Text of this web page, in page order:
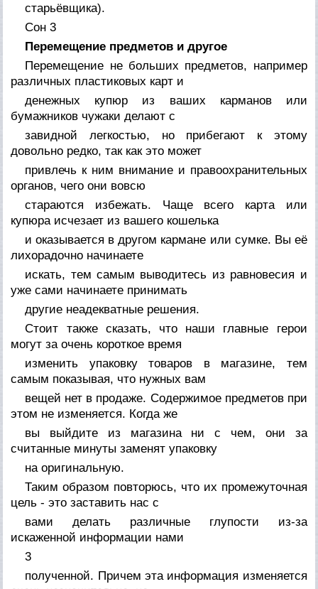
старьёвщика).
Сон 3
Перемещение предметов и другое
Перемещение не больших предметов, например
различных пластиковых карт и
денежных купюр из ваших карманов или
бумажников чужаки делают с
завидной легкостью, но прибегают к этому
довольно редко, так как это может
привлечь к ним внимание и правоохранительных
органов, чего они вовсю
стараются избежать. Чаще всего карта или
купюра исчезает из вашего кошелька
и оказывается в другом кармане или сумке. Вы её
лихорадочно начинаете
искать, тем самым выводитесь из равновесия и
уже сами начинаете принимать
другие неадекватные решения.
Стоит также сказать, что наши главные герои
могут за очень короткое время
изменить упаковку товаров в магазине, тем
самым показывая, что нужных вам
вещей нет в продаже. Содержимое предметов при
этом не изменяется. Когда же
вы выйдите из магазина ни с чем, они за
считанные минуты заменят упаковку
на оригинальную.
Таким образом повторюсь, что их промежуточная
цель - это заставить нас с
вами делать различные глупости из-за
искаженной информации нами
3
полученной. Причем эта информация изменяется